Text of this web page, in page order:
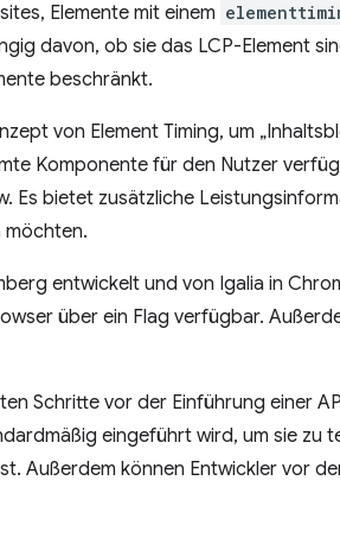
Elemente mit einem
davon, ob sie das LCP-Element
beschränkt.
von Element Timing, um
Komponente für den Nutzer
Es bietet zusätzliche
möchten.
entwickelt und von Igalia in
über ein Flag verfügbar.
Schritte vor der Einführung einer
eingeführt wird, um sie zu
Außerdem können Entwickler vor